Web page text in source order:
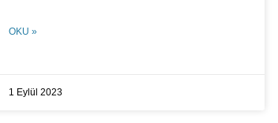
OKU »
1 Eylül 2023